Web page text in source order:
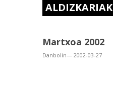
ALDIZKARIAK
Martxoa 2002
Danbolin— 2002-03-27